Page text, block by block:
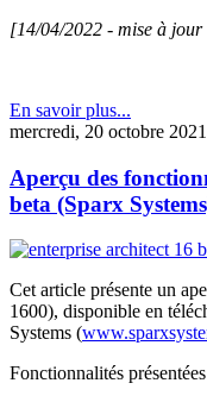
[14/04/2022 - mise à
En savoir plus...
mercredi, 20 octobre
Aperçu des
beta (Sparx
Cet article présente un
1600), disponible en
Systems (
Fonctionnalités